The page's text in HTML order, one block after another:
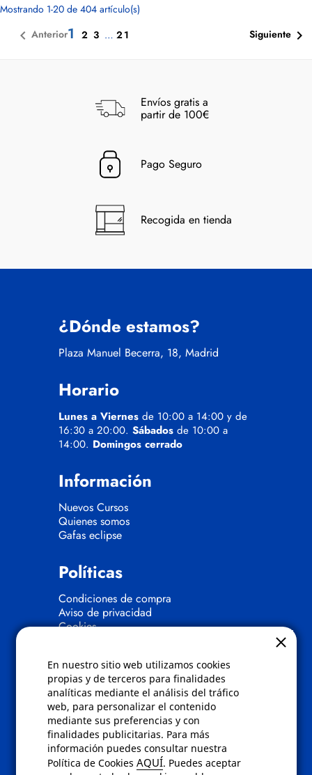
En nuestro sitio web utilizamos cookies
propias y de terceros para finalidades
analíticas mediante el análisis del tráfico
web, para personalizar el contenido
mediante sus preferencias y con
finalidades publicitarias. Para más
información puedes consultar nuestra
Política de CookiesAQUÍ. Puedes aceptar
Mostrando 1-20 de 404 artículo(s)
 Anterior1 2 3 … 21 Siguiente 
Envíos gratis a
partir de 100€
Pago Seguro
Recogida en tienda
¿Dónde estamos?
Plaza Manuel Becerra, 18, Madrid
Horario
Lunes a Viernes de 10:00 a 14:00 y de
16:30 a 20:00. Sábados de 10:00 a
14:00. Domingos cerrado
Información
Nuevos Cursos
Quienes somos
Gafas eclipse
Políticas
Condiciones de compra
Aviso de privacidad
Cookies
Preguntas frecuentes
Contacto
Envíanos un email ainfo@fotoroma.es
bien rellena nuestroformulario de
contacto